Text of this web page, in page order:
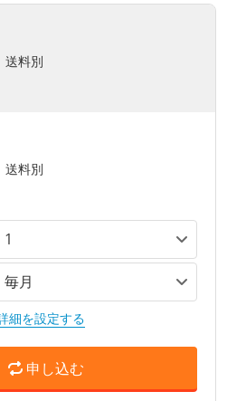
送料別
送料別
細を設定する
申し込む